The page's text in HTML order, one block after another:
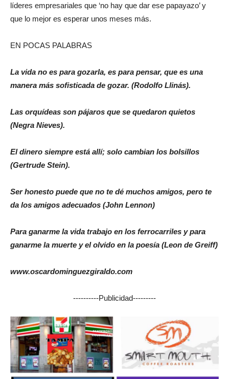
líderes empresariales que ‘no hay que dar ese papayazo’ y
que lo mejor es esperar unos meses más.
EN POCAS PALABRAS
La vida no es para gozarla, es para pensar, que es una
manera más sofisticada de gozar. (Rodolfo Llinás).
Las orquídeas son pájaros que se quedaron quietos
(Negra Nieves).
El dinero siempre está allí; solo cambian los bolsillos
(Gertrude Stein).
Ser honesto puede que no te dé muchos amigos, pero te
da los amigos adecuados (John Lennon)
Para ganarme la vida trabajo en los ferrocarriles y para
ganarme la muerte y el olvido en la poesía (Leon de Greiff)
www.oscardominguezgiraldo.com
----------Publicidad---------